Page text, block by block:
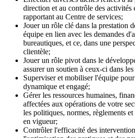
direction et au contrôle des activités
rapportant au Centre de services;
Jouer un rôle clé dans la prestation
équipe en lien avec les demandes
bureautiques, et ce, dans une
clientèle;
Jouer un rôle pivot dans le
assurer un soutien à ceux-ci dans
Superviser et mobiliser l'équipe
dynamique et engagé;
Gérer les ressources humaines,
affectées aux opérations de votre
les politiques, normes, règlements
en vigueur;
Contrôler l'efficacité des